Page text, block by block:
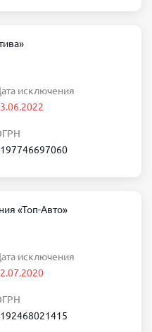
исключения
«Топ-Авто»
исключения